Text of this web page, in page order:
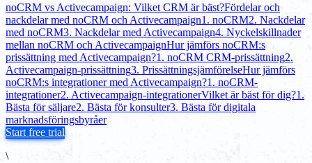
noCRM vs Activecampaign: Vilket CRM är bäst?Fördelar och
nackdelar med noCRM och Activecampaign1. noCRM2. Nackdelar
med noCRM3. Nackdelar med Activecampaign4. Nyckelskillnader
mellan noCRM och ActivecampaignHur jämförs noCRM:s
prissättning med Activecampaign?1. noCRM CRM-prissättning2.
Activecampaign-prissättning3. PrissättningsjämförelseHur jämförs
noCRM:s integrationer med Activecampaign?1. noCRM-
integrationer2. Activecampaign-integrationerVilket är bäst för dig?1.
Bästa för säljare2. Bästa för konsulter3. Bästa för digitala
marknadsföringsbyråer
Start free trial
\